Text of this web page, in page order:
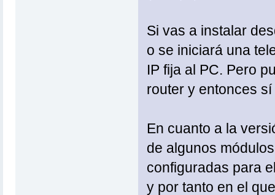
Si vas a instalar
o se iniciará una
IP fija al PC. Pero
router y entonces
En cuanto a la
de algunos
configuradas para
y por tanto en el